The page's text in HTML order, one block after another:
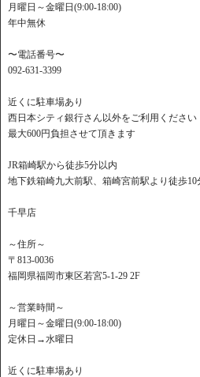
月曜日～金曜日(9:00-18:00)
年中無休
〜電話番号〜
092-631-3399
近くに駐車場あり
西日本シティ銀行さん以外をご利用ください
最大600円負担させて頂きます
JR箱崎駅から徒歩5分以内
地下鉄箱崎九大前駅、箱崎宮前駅より徒歩10
千早店
～住所～
〒813-0036
福岡県福岡市東区若宮5-1-29 2F
～営業時間～
月曜日～金曜日(9:00-18:00)
定休日→水曜日
近くに駐車場あり